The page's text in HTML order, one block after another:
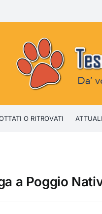
O RITROVATI
a Poggio